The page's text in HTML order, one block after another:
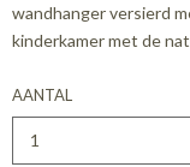
wandhanger versierd
kinderkamer met de
AANTAL